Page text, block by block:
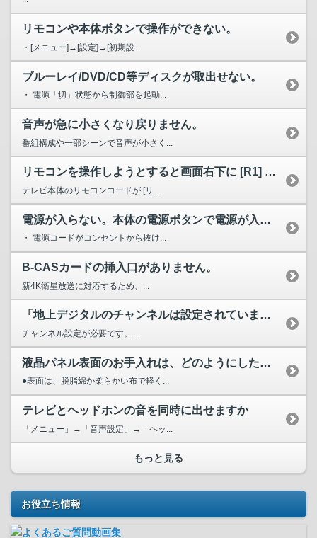
リモコンや本体ボタンで操作ができない。
・[メニュー]→[設定]→[初期設...
ブルーレイ/DVD/CD等ディスクが取出せない。
・ 電源「切」状態から制御部を起動...
音声が急に小さくなり戻りません。
番組構成や一部シーンで音声が小さく...
リモコンを操作しようとすると画面右下に [R1] と表示が...
テレビ本体のリモコンコードが [リ...
電源が入らない。本体の電源ボタンで電源が入るが、リモコンで...
・ 電源コードがコンセントから抜け...
B-CASカードの挿入口がありません。
新4K衛星放送に対応するため、...
「地上デジタルのチャンネルは設定されていません。地上デジタ...
チャンネル設定が必要です。 ...
液晶パネル表面のお手入れは、どのようにしたらいいですか。
●表面は、脱脂綿か柔らかい布で軽く...
テレビとヘッドホンの音を同時に出せますか
「メニュー」→「音声設定」→「ヘッ...
もっと見る
お役立ち情報